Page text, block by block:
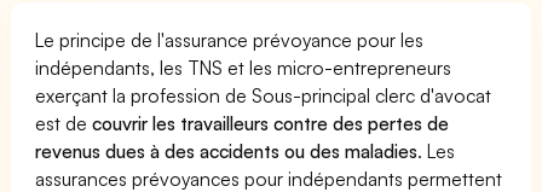
Le principe de l'assurance prévoyance pour les
indépendants, les TNS et les micro-entrepreneurs
exerçant la profession de Sous-principal clerc d'avocat
est decouvrir les travailleurs contre des pertes de
revenus dues à des accidents ou des maladies. Les
assurances prévoyances pour indépendants permettent